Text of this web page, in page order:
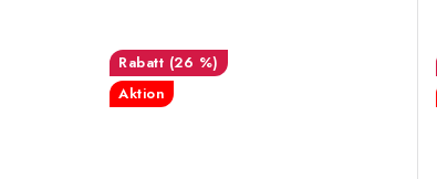
(26 %)
Aktion